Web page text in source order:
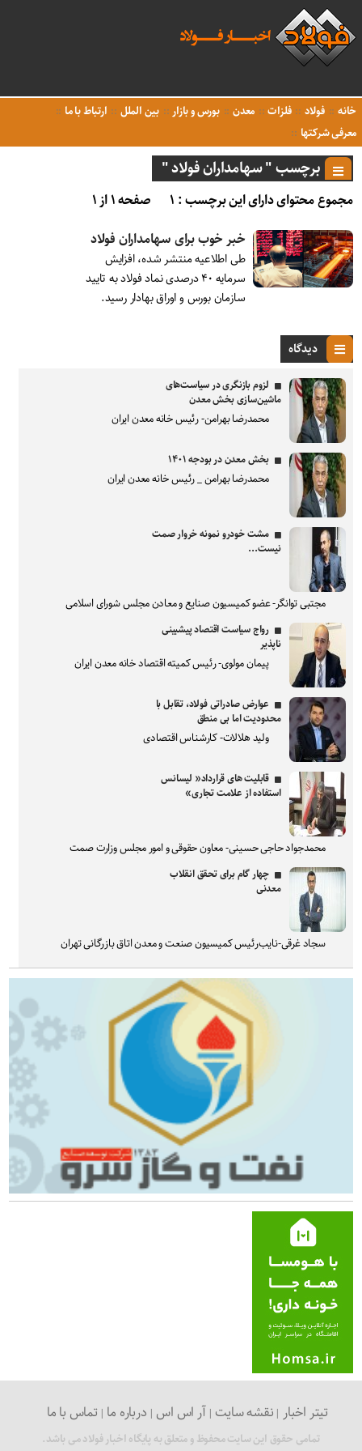
خانه فولاد فلزات معدن بورس و بازار بین الملل
ارتباط با ما
معرفی شرکتها
برچسب " سهامداران فولاد "
مجموع محتوای دارای این برچسب : ۱
صفحه ۱ از ۱
خبر خوب برای سهامداران فولاد
طی اطلاعیه منتشر شده، افزایش
سرمایه ۴۰ درصدی نماد فولاد به تایید
سازمان بورس و اوراق بهادار رسید.
دیدگاه
لزوم بازنگری در سیاست‌های
ماشین‌سازی بخش معدن
محمدرضا بهرامن- رئیس خانه معدن ایران
بخش معدن در بودجه ۱۴۰۱
محمدرضا بهرامن _ رئیس خانه معدن ایران
مشت خودرو نمونه خروار صمت
نیست...
مجتبی توانگر- عضو کمیسیون صنایع و معادن مجلس شورای اسلامی
رواج سیاست اقتصاد پیشبینی
ناپذیر
پیمان مولوی- رئیس کمیته اقتصاد خانه معدن ایران
عوارض صادراتی فولاد، تقابل با
محدودیت اما بی منطق
ولید هلالات- کارشناس اقتصادی
قابلیت های قرارداد« لیسانس
استفاده از علامت تجاری»
محمدجواد حاجی حسینی- معاون حقوقی و امور مجلس وزارت صمت
چهار گام برای تحقق انقلاب
معدنی
سجاد غرقی-نایب‌رئیس کمیسیون صنعت و معدن اتاق بازرگانی تهران
تیتر اخبار نقشه سایت آر اس اس درباره ما تماس با ما
تمامی حقوق این سایت محفوظ و متعلق به پایگاه اخبار فولاد می باشد.